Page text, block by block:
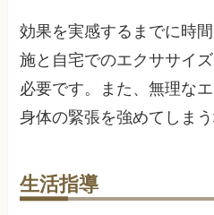
効果を実感するまでに時
施と自宅でのエクササイ
必要です。また、無理な
身体の緊張を強めてしまう
生活指導